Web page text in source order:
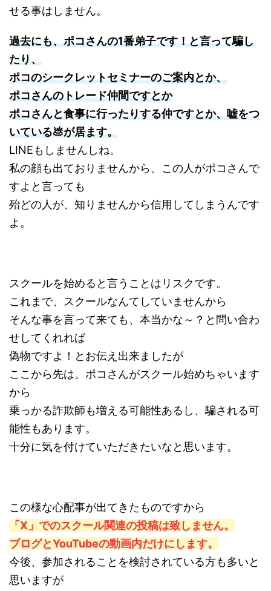
せる事はしません。
過去にも、ポコさんの1番弟子です！と言って騙し
たり、
ポコのシークレットセミナーのご案内とか、
ポコさんのトレード仲間ですとか
ポコさんと食事に行ったりする仲ですとか、嘘をつ
いている💩が居ます。
LINEもしませんしね。
私の顔も出ておりませんから、この人がポコさんで
すよと言っても
殆どの人が、知りませんから信用してしまうんです
よ。
スクールを始めると言うことはリスクです。
これまで、スクールなんてしていませんから
そんな事を言って来ても、本当かな～？と問い合わ
せしてくれれば
偽物ですよ！とお伝え出来ましたが
ここから先は。ポコさんがスクール始めちゃいます
から
乗っかる詐欺師も増える可能性あるし、騙される可
能性もあります。
十分に気を付けていただきたいなと思います。
この様な心配事が出てきたものですから
「X」でのスクール関連の投稿は致しません。
ブログとYouTubeの動画内だけにします。
今後、参加されることを検討されている方も多いと
思いますが